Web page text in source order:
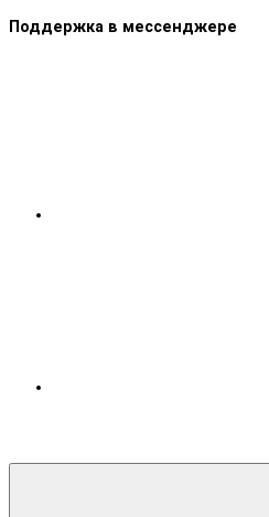
Поддержка в мессенджере